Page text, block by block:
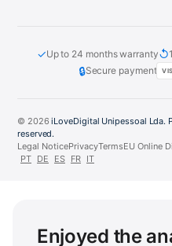
✓Up to 24 months warranty↺
🔒Secure payment
© 2026iLoveDigital Unipessoal Lda.
reserved.
Legal NoticePrivacyTermsEU Online
PT DE ES FR IT
Enjoyed the